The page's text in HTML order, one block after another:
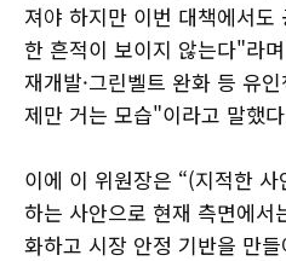
져야 하지만 이번 대책에서도
한 흔적이 보이지 않는다"라
재개발·그린벨트 완화 등 유
제만 거는 모습"이라고 말했
이에 이 위원장은 “(지적한
하는 사안으로 현재 측면에서
화하고 시장 안정 기반을 만